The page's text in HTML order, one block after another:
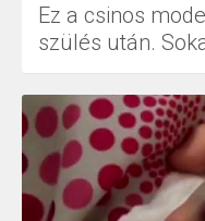
Ez a csinos
szülés után.